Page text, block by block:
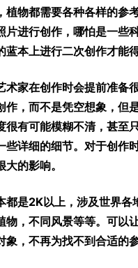
植物都需要各种各样的参
片进行创作，哪怕是一些
蓝本上进行二次创作才能得
术家在创作时会提前准备
作，而不是凭空想象，但
很有可能模糊不清，甚至
些详细的细节。对于创作
的影响。
都是2K以上，涉及世界各
物，不同风景等等。可以
象，不再为找不到合适的